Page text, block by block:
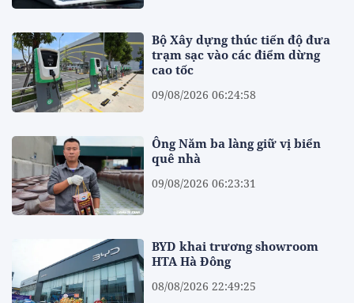
Bộ Xây dựng thúc tiến độ đưa
trạm sạc vào các điểm dừng
cao tốc
09/08/2026 06:24:58
Ông Năm ba làng giữ vị biển
quê nhà
09/08/2026 06:23:31
BYD khai trương showroom
HTA Hà Đông
08/08/2026 22:49:25